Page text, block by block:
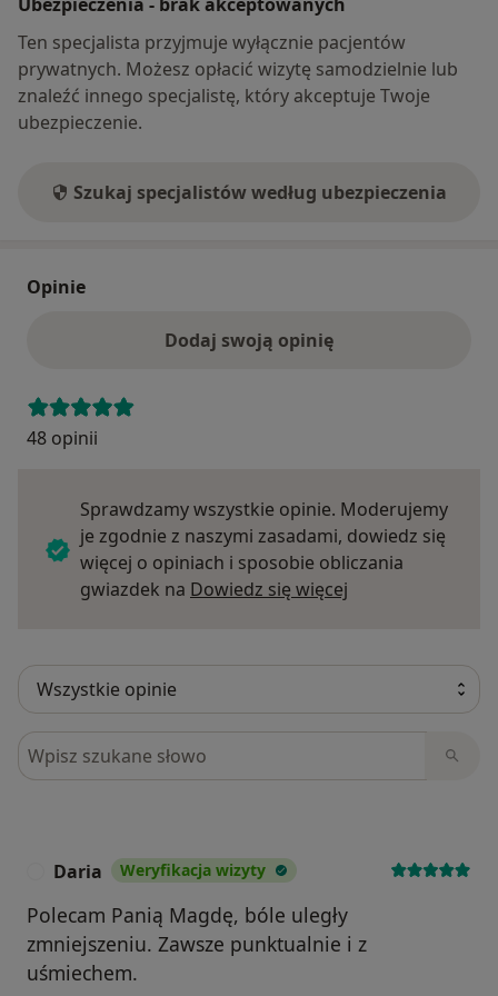
Ten specjalista przyjmuje wyłącznie pacjentów
prywatnych. Możesz opłacić wizytę samodzielnie lub
znaleźć innego specjalistę, który akceptuje Twoje
ubezpieczenie.
Szukaj specjalistów według ubezpieczenia
Opinie
Dodaj swoją opinię
48 opinii
Sprawdzamy wszystkie opinie. Moderujemy
je zgodnie z naszymi zasadami, dowiedz się
więcej o opiniach i sposobie obliczania
gwiazdek na Dowiedz się więcej
Szukaj w opiniach
Daria Weryfikacja wizyty
Polecam Panią Magdę, bóle uległy
zmniejszeniu. Zawsze punktualnie i z
uśmiechem.